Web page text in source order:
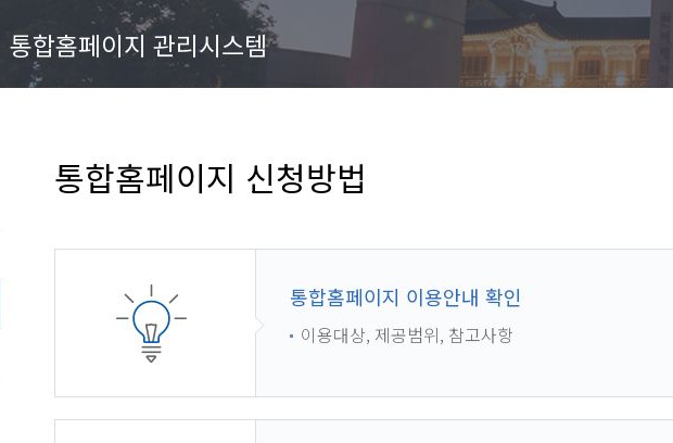
통합홈페이지 관리시스템
통합홈페이지 신청방법
통합홈페이지 이용안내 확인
이용대상, 제공범위, 참고사항